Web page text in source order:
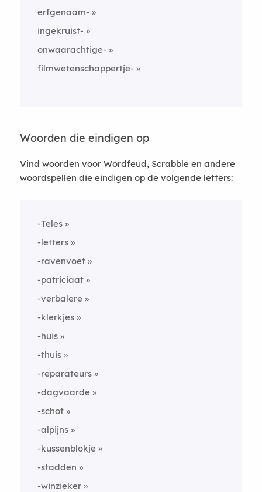
erfgenaam-
ingekruist-
onwaarachtige-
filmwetenschappertje-
Woorden die eindigen op
Vind woorden voor Wordfeud, Scrabble en andere
woordspellen die eindigen op de volgende letters:
-Teles
-letters
-ravenvoet
-patriciaat
-verbalere
-klerkjes
-huis
-thuis
-reparateurs
-dagvaarde
-schot
-alpijns
-kussenblokje
-stadden
-winzieker